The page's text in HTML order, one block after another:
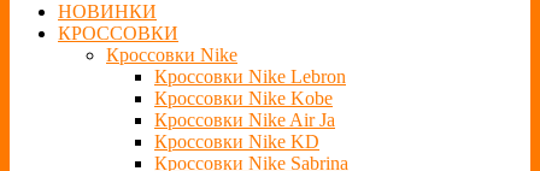
НОВИНКИ
КРОССОВКИ
Кроссовки Nike
Кроссовки Nike Lebron
Кроссовки Nike Kobe
Кроссовки Nike Air Ja
Кроссовки Nike KD
Кроссовки Nike Sabrina